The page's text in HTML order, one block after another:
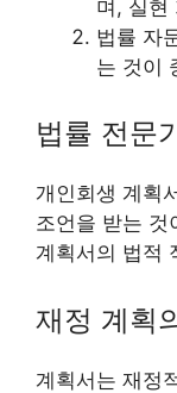
며, 실현
법률 자
는 것이
법률 전문
개인회생 계획
조언을 받는 것
계획서의 법적
재정 계획
계획서는 재정